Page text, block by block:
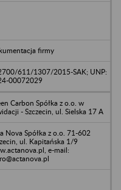
firmy
611/1307/2015-SAK; UNP:
00072029
Carbon Spółka z o.o. w
- Szczecin, ul. Sielska 17 A
Nova Spółka z o.o. 71-602
ul. Kapitańska 1/9
e-mail: